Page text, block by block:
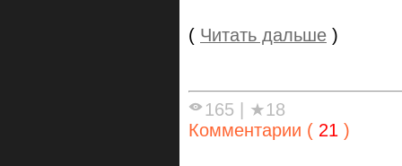
( Читать дальше )
165
★18
Комментарии ( 21 )